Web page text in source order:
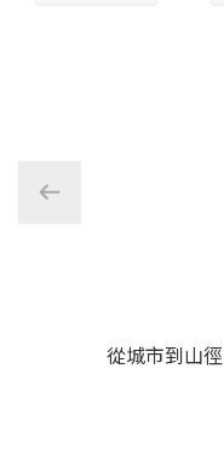
從城市到山